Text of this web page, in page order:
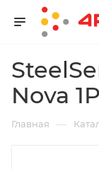
Nova
Главная —